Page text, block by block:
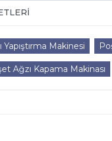
Yapıştırma Makinesi
Ağzı Kapama Makinası